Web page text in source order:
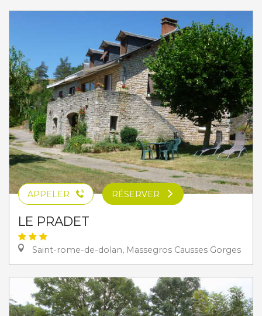
APPELER RÉSERVER
LE PRADET
Saint-rome-de-dolan, Massegros Causses Gorges